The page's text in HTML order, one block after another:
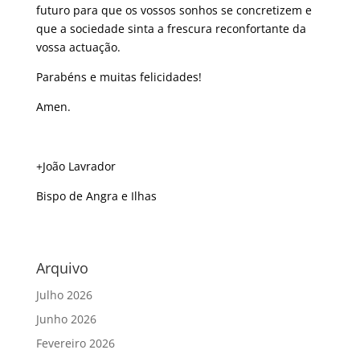
futuro para que os vossos sonhos se concretizem e
que a sociedade sinta a frescura reconfortante da
vossa actuação.
Parabéns e muitas felicidades!
Amen.
+João Lavrador
Bispo de Angra e Ilhas
Arquivo
Julho 2026
Junho 2026
Fevereiro 2026